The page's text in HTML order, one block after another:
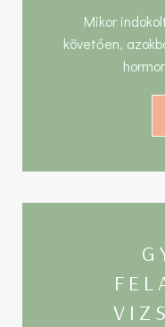
Mikor
követően,